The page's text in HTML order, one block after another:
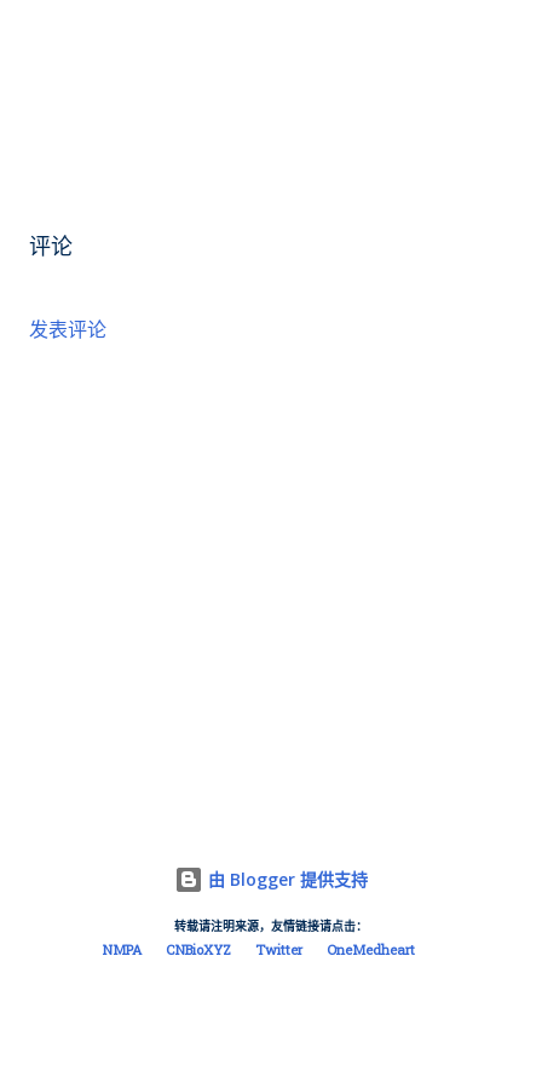
评论
发表评论
由 Blogger 提供支持
转载请注明来源，友情链接请点击：
NMPA CNBioXYZ Twitter OneMedheart